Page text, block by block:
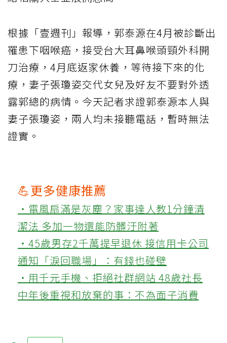
根據「壹週刊」報導，郭泰源在4月被診斷出
罹患下咽喉癌，接受台大耳鼻喉頭頸外科開
刀治療，4月底返家休養，等待接下來的化
療，妻子張瓊姿交代女兒及好友不要對外透
露郭總的病情。今天記者求證郭泰源本人與
妻子張瓊姿，兩人均未接聽電話，暫時無法
證實。
💪更多健康推薦
‧電風扇滿是灰塵？家事達人教1分鐘清
潔法 多加一物還能防髒汙附著
‧45歲男存2千萬提早退休 接信用卡公司
通知「淚回職場」：有錢也碰壁
‧用千元手機、拒絕社群網站 48歲社長
中年後重視和放棄的事：不為面子消費